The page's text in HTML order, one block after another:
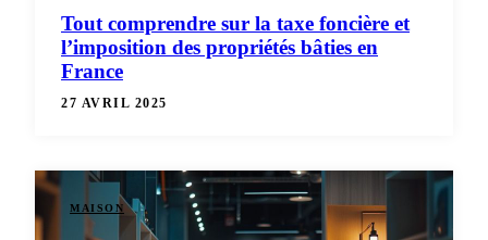
Tout comprendre sur la taxe foncière et
l’imposition des propriétés bâties en
France
27 AVRIL 2025
MAISON